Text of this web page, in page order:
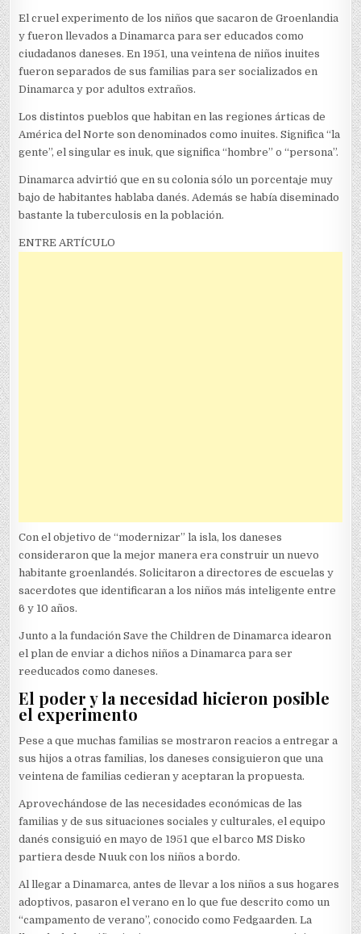
El cruel experimento de los niños que sacaron de Groenlandia
y fueron llevados a Dinamarca para ser educados como
ciudadanos daneses. En 1951, una veintena de niños inuites
fueron separados de sus familias para ser socializados en
Dinamarca y por adultos extraños.
Los distintos pueblos que habitan en las regiones árticas de
América del Norte son denominados como inuites. Significa “la
gente”, el singular es inuk, que significa “hombre” o “persona”.
Dinamarca advirtió que en su colonia sólo un porcentaje muy
bajo de habitantes hablaba danés. Además se había diseminado
bastante la tuberculosis en la población.
ENTRE ARTÍCULO
Con el objetivo de “modernizar” la isla, los daneses
consideraron que la mejor manera era construir un nuevo
habitante groenlandés. Solicitaron a directores de escuelas y
sacerdotes que identificaran a los niños más inteligente entre
6 y 10 años.
Junto a la fundación Save the Children de Dinamarca idearon
el plan de enviar a dichos niños a Dinamarca para ser
reeducados como daneses.
El poder y la necesidad hicieron posible
el experimento
Pese a que muchas familias se mostraron reacios a entregar a
sus hijos a otras familias, los daneses consiguieron que una
veintena de familias cedieran y aceptaran la propuesta.
Aprovechándose de las necesidades económicas de las
familias y de sus situaciones sociales y culturales, el equipo
danés consiguió en mayo de 1951 que el barco MS Disko
partiera desde Nuuk con los niños a bordo.
Al llegar a Dinamarca, antes de llevar a los niños a sus hogares
adoptivos, pasaron el verano en lo que fue descrito como un
“campamento de verano”, conocido como Fedgaarden. La